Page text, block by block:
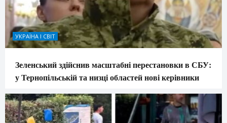
УКРАЇНА І СВІТ
Зеленський здійснив масштабні перестановки в СБУ:
у Тернопільській та низці областей нові керівники